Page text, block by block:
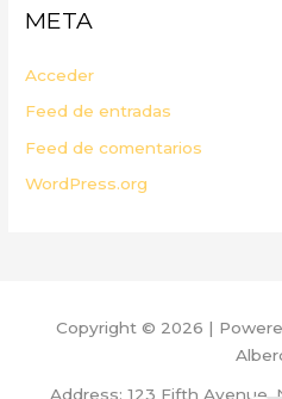
META
Acceder
Feed de entradas
Feed de comentarios
WordPress.org
Copyright © 2026 |
Address: 123 Fifth Avenue,